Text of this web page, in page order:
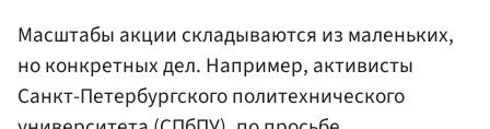
Масштабы акции складываются из маленьких,
но конкретных дел. Например, активисты
Санкт-Петербургского политехнического